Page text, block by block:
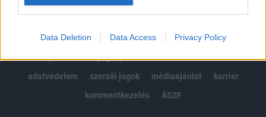
Data Deletion Data Access Privacy Policy
© 2026 Portfolio
impresszum
jogi nyilatkozat
süti beállítások
adatvédelem
szerzői jogok médiaajánlat
karrier
kommentkezelés
ÁSZF